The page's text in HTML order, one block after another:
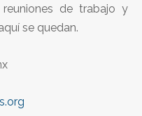
de trabajo y
se quedan.